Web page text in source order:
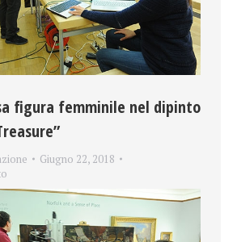
figura femminile nel dipinto
Giugno 22, 2018